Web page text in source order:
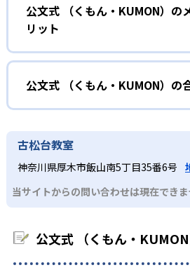
しさを経験できる。
ルステップで進んでいけるよう工夫
イルは子どもの学習意欲をかき立て
という受け身の姿勢ではなく、自ら
つけられるだろう。
また、自学学習スタイルで学ぶ子ど
課題に気がつくようになる。学年を
03 フレキシブル
KUMONでは、教室が開いている時
い中高生にも通室しやすい。また、
小学校に入る準備をし
KUMONでは細かいステップに分かれ
さを経験しながら無理なく力を高め
性格や学習への取り組み姿勢に合わ
め、小学校に入ってもつまずきにく
るだろう。
中学に向けて苦手教科を克服
KUMONでは経験豊富な先生が、子
る。苦手な科目でも自分で解けた達
少しずつ苦手意識を克服できるだろ
中学生・高校
部活や習い事と両立し
公文式 （くもん・KUMON）の
リット
どんなメリットが
KUMONでは自学自習スタイルで勉
標に向かって頑張りやり抜く力を育
た、年齢や学年にとらわれずに自分
ルから学習できるため、難しすぎて
単すぎて退屈することもない。
どんなデメリット
KUMONでは、中高生のクラスでも数
科に限られるため、その他の教科に
公文式 （くもん・KUMON）の
KUMONは、公式サイトでは合格実績
わせたい。
古松台教室
神奈川県厚木市飯山南5丁目35番6号
当サイトからの問い合わせは現在でき
公文式 （くもん・